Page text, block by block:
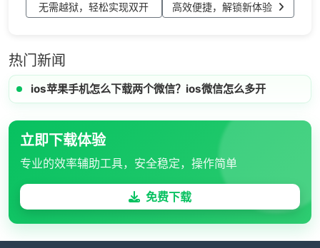
无需越狱，轻松实现双开
高效便捷，解锁新体验
热门新闻
ios苹果手机怎么下载两个微信？ios微信怎么多开
立即下载体验
专业的效率辅助工具，安全稳定，操作简单
免费下载